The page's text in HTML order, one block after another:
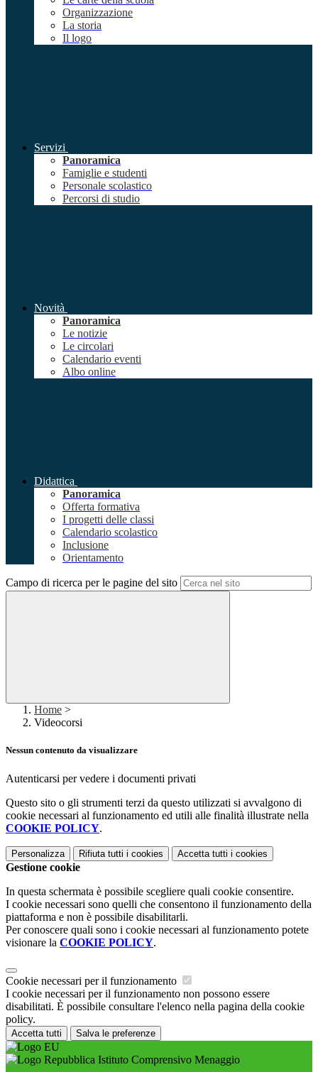
Organizzazione
La storia
Il logo
Servizi
Panoramica
Famiglie e studenti
Personale scolastico
Percorsi di studio
Novità
Panoramica
Le notizie
Le circolari
Calendario eventi
Albo online
Didattica
Panoramica
Offerta formativa
I progetti delle classi
Calendario scolastico
Inclusione
Orientamento
Campo di ricerca per le pagine del sito
Home >
Videocorsi
Nessun contenuto da visualizzare
Autenticarsi per vedere i documenti privati
Questo sito o gli strumenti terzi da questo utilizzati si avvalgono di
cookie necessari al funzionamento ed utili alle finalità illustrate nella
COOKIE POLICY.
Personalizza Rifiuta tutti i cookies Accetta tutti i cookies
Gestione cookie
In questa schermata è possibile scegliere quali cookie consentire.
I cookie necessari sono quelli che consentono il funzionamento della
piattaforma e non è possibile disabilitarli.
Per conoscere quali sono i cookie necessari al funzionamento potete
visionare la COOKIE POLICY.
Cookie necessari per il funzionamento
I cookie necessari per il funzionamento non possono essere
disabilitati. È possibile consultare l'elenco nella pagina della cookie
policy.
Accetta tutti Salva le preferenze
Istituto Comprensivo Menaggio